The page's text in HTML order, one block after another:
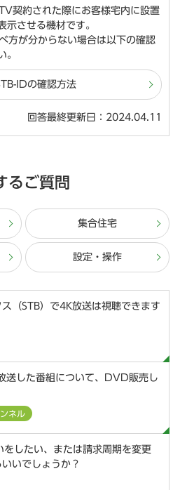
契約された際にお客様宅内に設置
示させる機材です。
方が分からない場合は以下の確認
。
IDの確認方法
回答最終更新日：2024.04.11
るご質問
集合住宅
設定・操作
（STB）で4K放送は視聴できます
送した番組について、DVD販売し
ネル
をしたい、または請求周期を変更
いでしょうか？